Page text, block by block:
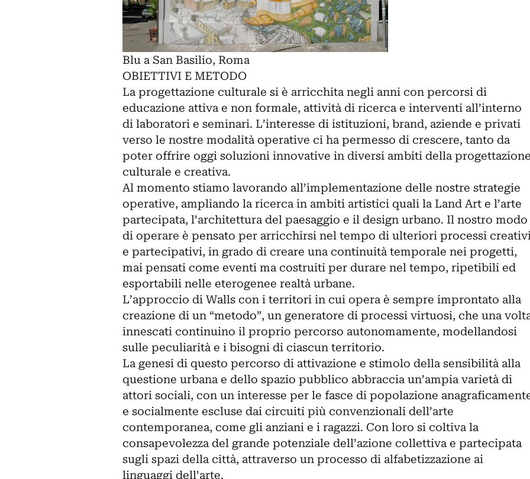
Blu a San Basilio, Roma
OBIETTIVI E METODO
La progettazione culturale si è arricchita negli anni con percorsi di
educazione attiva e non formale, attività di ricerca e interventi all’interno
di laboratori e seminari. L’interesse di istituzioni, brand, aziende e privati
verso le nostre modalità operative ci ha permesso di crescere, tanto da
poter offrire oggi soluzioni innovative in diversi ambiti della progettazione
culturale e creativa.
Al momento stiamo lavorando all’implementazione delle nostre strategie
operative, ampliando la ricerca in ambiti artistici quali la Land Art e l’arte
partecipata, l’architettura del paesaggio e il design urbano. Il nostro modo
di operare è pensato per arricchirsi nel tempo di ulteriori processi
e partecipativi, in grado di creare una continuità temporale nei progetti,
mai pensati come eventi ma costruiti per durare nel tempo, ripetibili ed
esportabili nelle eterogenee realtà urbane.
L’approccio di Walls con i territori in cui opera è sempre improntato alla
creazione di un “metodo”, un generatore di processi virtuosi, che una
innescati continuino il proprio percorso autonomamente, modellandosi
sulle peculiarità e i bisogni di ciascun territorio.
La genesi di questo percorso di attivazione e stimolo della sensibilità alla
questione urbana e dello spazio pubblico abbraccia un’ampia varietà di
attori sociali, con un interesse per le fasce di popolazione
e socialmente escluse dai circuiti più convenzionali dell’arte
contemporanea, come gli anziani e i ragazzi. Con loro si coltiva la
consapevolezza del grande potenziale dell’azione collettiva e partecipata
sugli spazi della città, attraverso un processo di alfabetizzazione ai
linguaggi dell’arte.